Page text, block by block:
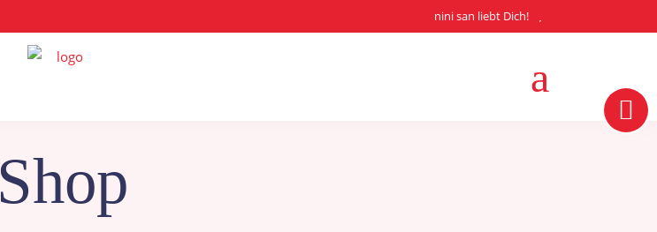
nini san liebt Dich!
Shop